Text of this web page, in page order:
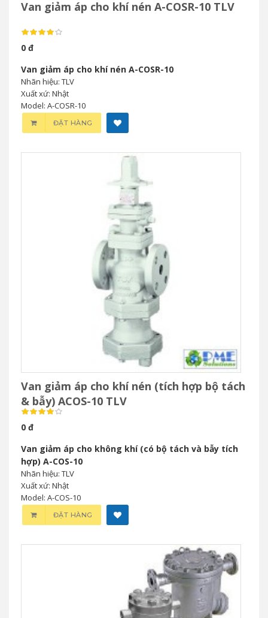
Van giảm áp cho khí nén A-COSR-10 TLV
0 đ
Van giảm áp cho khí nén A-COSR-10
Nhãn hiệu: TLV
Xuất xứ: Nhật
Model: A-COSR-10
ĐẶT HÀNG
Van giảm áp cho khí nén (tích hợp bộ tách
& bẫy) ACOS-10 TLV
0 đ
Van giảm áp cho không khí (có bộ tách và bẫy tích
hợp) A-COS-10
Nhãn hiệu: TLV
Xuất xứ: Nhật
Model: A-COS-10
ĐẶT HÀNG